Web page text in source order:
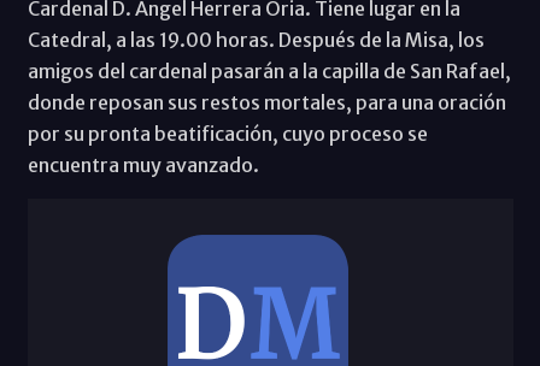
Cardenal D. Ángel Herrera Oria. Tiene lugar en la
Catedral, a las 19.00 horas. Después de la Misa, los
amigos del cardenal pasarán a la capilla de San Rafael,
donde reposan sus restos mortales, para una oración
por su pronta beatificación, cuyo proceso se
encuentra muy avanzado.